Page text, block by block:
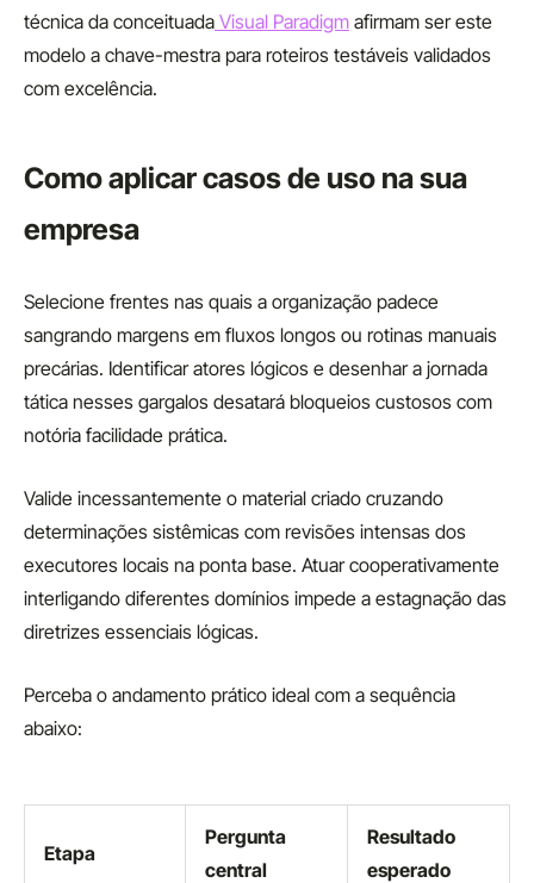
técnica da conceituada Visual Paradigm afirmam ser este
modelo a chave-mestra para roteiros testáveis validados
com excelência.
Como aplicar casos de uso na sua
empresa
Selecione frentes nas quais a organização padece
sangrando margens em fluxos longos ou rotinas manuais
precárias. Identificar atores lógicos e desenhar a jornada
tática nesses gargalos desatará bloqueios custosos com
notória facilidade prática.
Valide incessantemente o material criado cruzando
determinações sistêmicas com revisões intensas dos
executores locais na ponta base. Atuar cooperativamente
interligando diferentes domínios impede a estagnação das
diretrizes essenciais lógicas.
Perceba o andamento prático ideal com a sequência
abaixo:
Etapa
Pergunta
central
Resultado
esperado